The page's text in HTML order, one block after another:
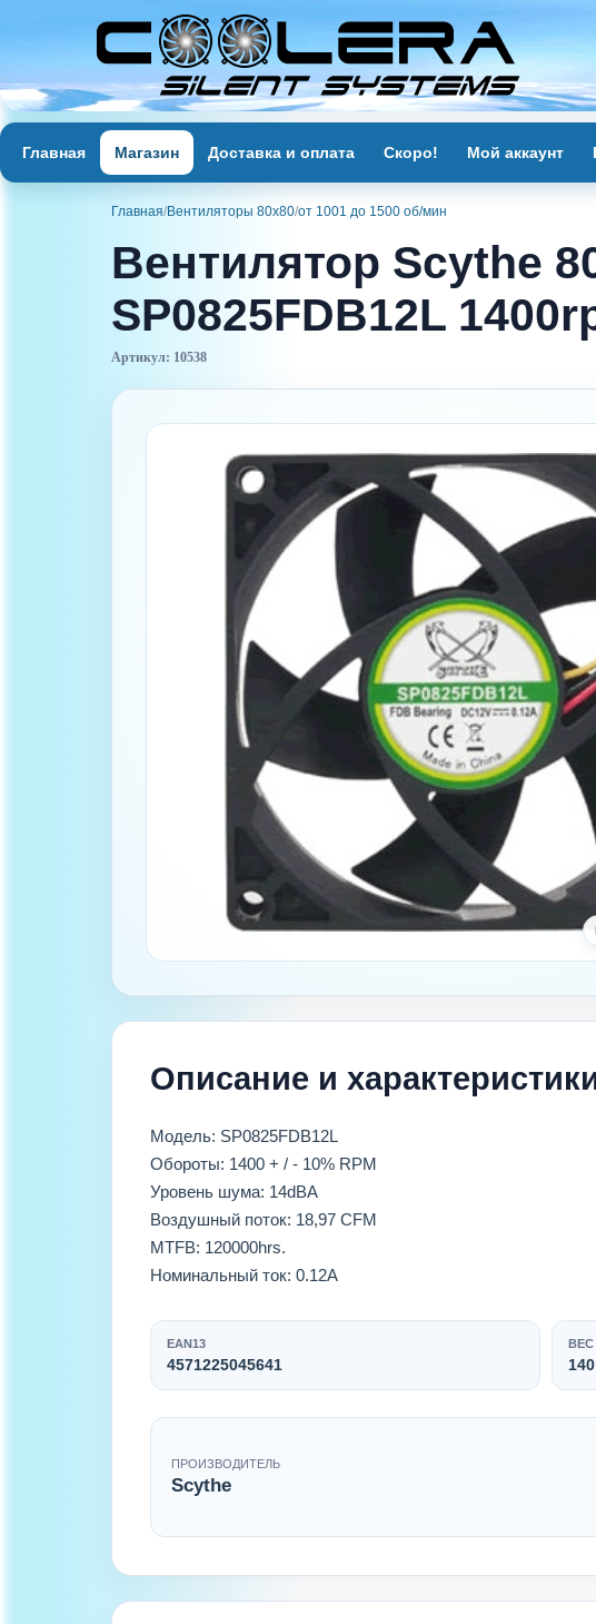
Главная Магазин Доставка и оплата Скоро! Мой аккаунт
Главная/Вентиляторы 80х80/от 1001 до 1500 об/мин
Вентилятор Scythe
SP0825FDB12L
Артикул: 10538
Описание и
Модель: SP0825FDB12L
Обороты: 1400 + / - 10% RPM
Уровень шума: 14dBA
Воздушный поток: 18,97 CFM
MTFB: 120000hrs.
Номинальный ток: 0.12A
EAN13
4571225045641
ВЕС
ПРОИЗВОДИТЕЛЬ
Scythe